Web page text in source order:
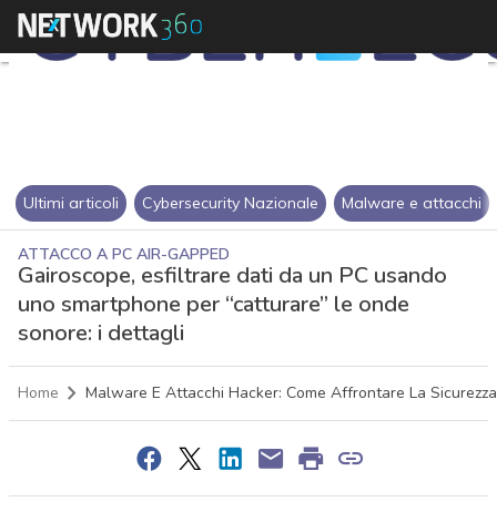
Ultimi articoli Cybersecurity Nazionale Malware e attacchi
ATTACCO A PC AIR-GAPPED
Gairoscope, esfiltrare dati da un PC usando
uno smartphone per “catturare” le onde
sonore: i dettagli
Home Malware E Attacchi Hacker: Come Affrontare La